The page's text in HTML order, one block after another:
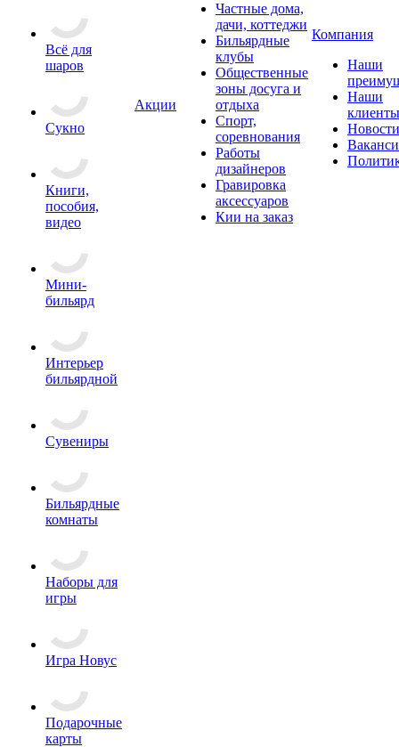
Всё для
шаров
Сукно
Книги,
пособия,
видео
Мини-
бильярд
Интерьер
бильярдной
Сувениры
Бильярдные
комнаты
Наборы для
игры
Игра Новус
Подарочные
карты
Акции
Частные дома,
дачи, коттеджи
Бильярдные
клубы
Общественные
зоны досуга и
отдыха
Спорт,
соревнования
Работы
дизайнеров
Гравировка
аксессуаров
Кии на заказ
Компания
Наши
Наши
клиенты
Новости